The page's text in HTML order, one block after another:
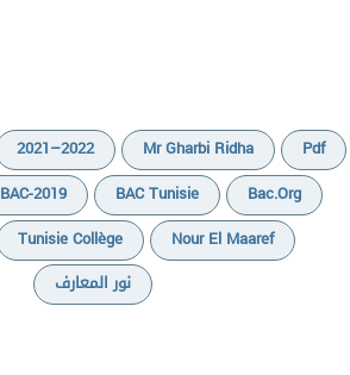
2021–2022 Mr Gharbi Ridha
Pdf
BAC-2019 BAC Tunisie
Bac.org
Tunisie Collège
Nour El Maaref
نور المعارف